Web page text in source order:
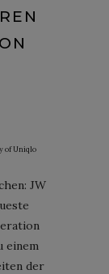
of Uniqlo
JW
einem
der